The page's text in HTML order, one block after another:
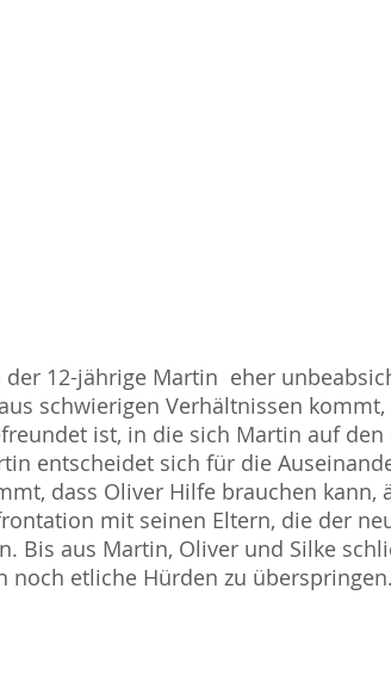
12-jährige Martin  eher
schwierigen Verhältnissen
ist, in die sich Martin auf den
entscheidet sich für die
dass Oliver Hilfe brauchen kann,
mit seinen Eltern, die der
Bis aus Martin, Oliver und Silke
noch etliche Hürden zu überspringen.